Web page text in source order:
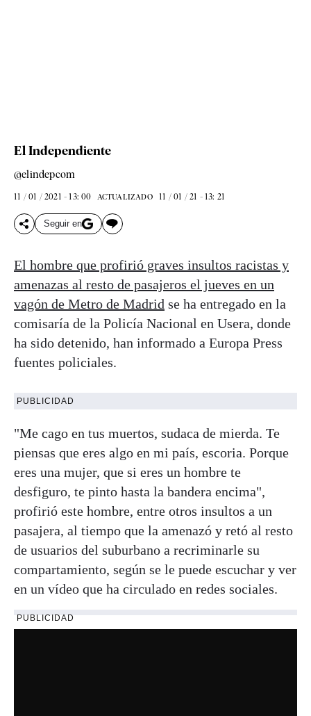
El Independiente
@elindepcom
11 / 01 / 2021 - 13: 00 ACTUALIZADO 11 / 01 / 21 - 13: 21
Seguir en
El hombre que profirió graves insultos racistas y
amenazas al resto de pasajeros el jueves en un
vagón de Metro de Madrid se ha entregado en la
comisaría de la Policía Nacional en Usera, donde
ha sido detenido, han informado a Europa Press
fuentes policiales.
PUBLICIDAD
"Me cago en tus muertos, sudaca de mierda. Te
piensas que eres algo en mi país, escoria. Porque
eres una mujer, que si eres un hombre te
desfiguro, te pinto hasta la bandera encima",
profirió este hombre, entre otros insultos a un
pasajera, al tiempo que la amenazó y retó al resto
de usuarios del suburbano a recriminarle su
compartamiento, según se le puede escuchar y ver
en un vídeo que ha circulado en redes sociales.
PUBLICIDAD